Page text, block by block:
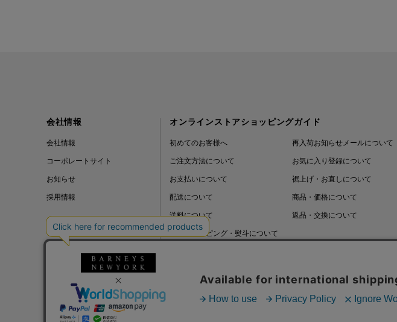
会社情報
会社情報
コーポレートサイト
お知らせ
採用情報
オンラインストアショッピングガイド
初めてのお客様へ
ご注文方法について
お支払いについて
配送について
送料について
ギフトラッピング・熨斗について
再入荷お知らせメールについて
お気に入り登録について
裾上げ・お直しについて
商品・価格について
返品・交換について